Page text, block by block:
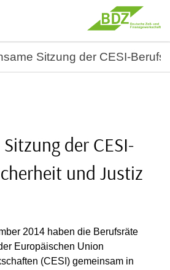
Sitzung der CESI-
der CESI-
und Justiz
2014 haben die Berufsräte
Europäischen Union
(CESI) gemeinsam in